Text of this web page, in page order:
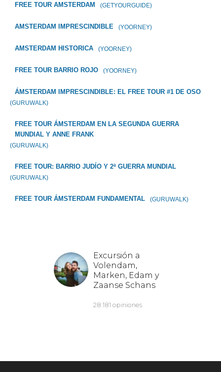
FREE TOUR AMSTERDAM (GETYOURGUIDE)
AMSTERDAM IMPRESCINDIBLE (YOORNEY)
AMSTERDAM HISTORICA (YOORNEY)
FREE TOUR BARRIO ROJO (YOORNEY)
ÁMSTERDAM IMPRESCINDIBLE: EL FREE TOUR #1 DE OSO
(GURUWALK)
FREE TOUR ÁMSTERDAM EN LA SEGUNDA GUERRA
MUNDIAL Y ANNE FRANK
(GURUWALK)
FREE TOUR: BARRIO JUDÍO Y 2ª GUERRA MUNDIAL
(GURUWALK)
FREE TOUR ÁMSTERDAM FUNDAMENTAL (GURUWALK)